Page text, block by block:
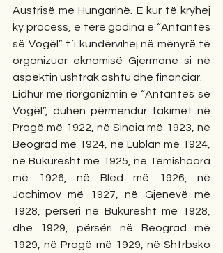
Austrisë me Hungarinë. E kur të kryhej
ky process, e tërë godina e “Antantës
së Vogël” t`i kundërvihej në mënyrë të
organizuar eknomisë Gjermane si në
aspektin ushtrak ashtu dhe financiar.
Lidhur me riorganizmin e “Antantës së
Vogël”, duhen përmendur takimet në
Pragë më 1922, në Sinaia më 1923, në
Beograd më 1924, në Lublan më 1924,
në Bukuresht më 1925, në Temishaora
më 1926, në Bled më 1926, në
Jachimov më 1927, në Gjenevë më
1928, përsëri në Bukuresht më 1928,
dhe 1929, përsëri në Beograd më
1929, në Pragë më 1929, në Shtrbsko